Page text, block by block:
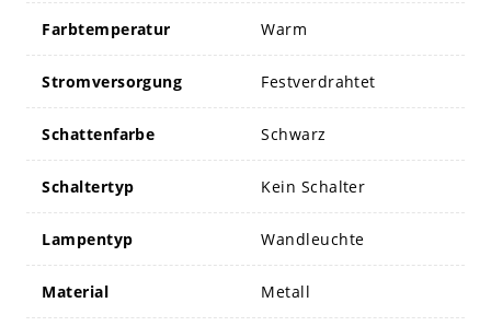
Farbtemperatur Warm
Stromversorgung Festverdrahtet
Schattenfarbe Schwarz
Schaltertyp Kein Schalter
Lampentyp Wandleuchte
Material Metall